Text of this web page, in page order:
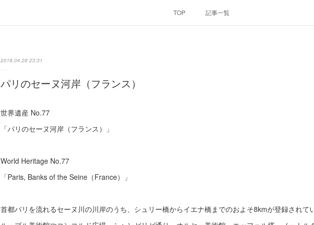
TOP 記事一覧
2018.04.28 23:31
パリのセーヌ河岸（フランス）
世界遺産 No.77
「パリのセーヌ河岸（フランス）」
World Heritage No.77
「Paris, Banks of the Seine（France）」
首都パリを流れるセーヌ川の川岸のうち、シュリー橋からイエナ橋までのおよそ8kmが登録されて